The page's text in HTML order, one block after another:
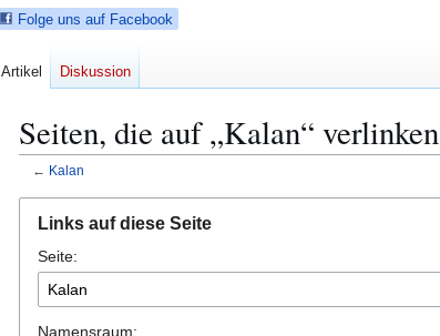
Seiten, die auf „Kalan“ verlinken
← Kalan
Links auf diese Seite
Seite:
Namensraum:
Folge uns auf Facebook
Artikel Diskussion